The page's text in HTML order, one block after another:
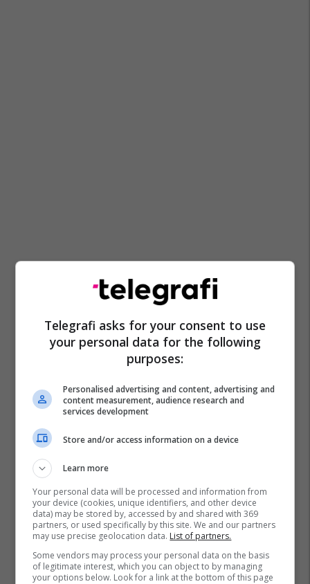
Telegrafi asks for your consent to use
your personal data for the following
purposes:
Personalised advertising and content, advertising and
content measurement, audience research and
services development
Store and/or access information on a device
Learn more
Your personal data will be processed and information from
your device (cookies, unique identifiers, and other device
data) may be stored by, accessed by and shared with 369
partners, or used specifically by this site. We and our partners
may use precise geolocation data. List of partners.
Some vendors may process your personal data on the basis
of legitimate interest, which you can object to by managing
your options below. Look for a link at the bottom of this page